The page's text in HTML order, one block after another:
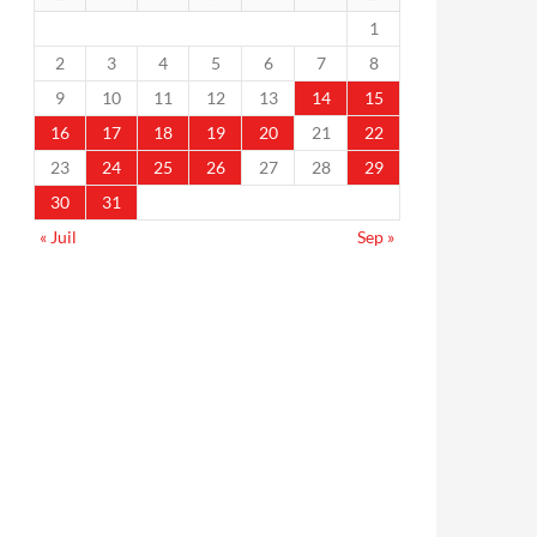
1
2
3 4 5 6 7
8
9
10 11 12 13 14
15
16
17 18 19 20 21
22
23
24 25 26 27 28
29
30
31
« Juil
Sep »